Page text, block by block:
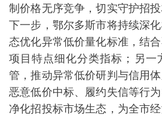
制价格无序竞争，切实守护招投
下一步，鄂尔多斯市将持续深
态优化异常低价量化标准，结
项目特点细化分类指标；另一
管，推动异常低价研判与信用
恶意低价中标、履约失信等行
净化招投标市场生态，为全市